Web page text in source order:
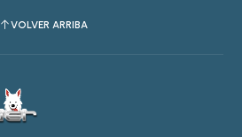
VOLVER ARRIBA